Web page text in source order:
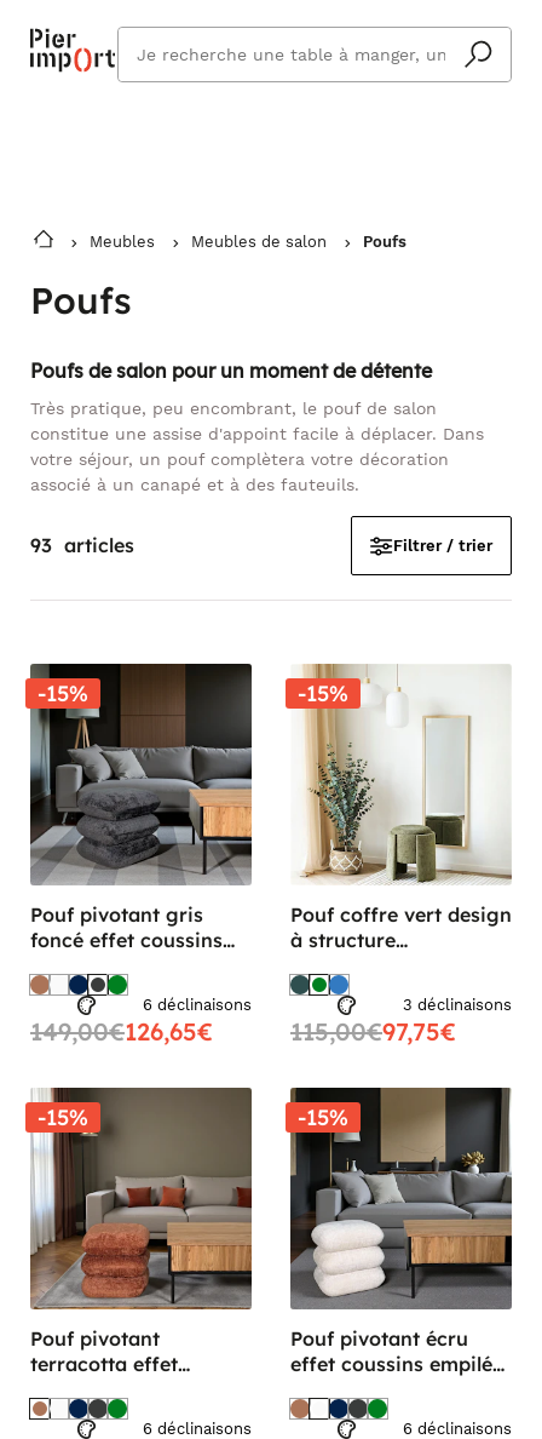
Vous êtes absent ? Pier Import s'adapte
et vous livre à votre retour.
En savoir plus
cherchez
vous ?
Meubles Meubles de salon Poufs
Poufs
Poufs de salon pour un moment de détente
Très pratique, peu encombrant, le pouf de salon
constitue une assise d'appoint facile à déplacer. Dans
votre séjour, un pouf complètera votre décoration
associé à un canapé et à des fauteuils.
93 articles Filtrer / trier
-15%
Pouf pivotant gris
foncé effet coussins
6 déclinaisons
149,00€126,65€
-15%
Pouf coffre vert design
à structure
3 déclinaisons
115,00€97,75€
-15%
Pouf pivotant
terracotta effet
6 déclinaisons
-15%
Pouf pivotant écru
effet coussins empilés
6 déclinaisons